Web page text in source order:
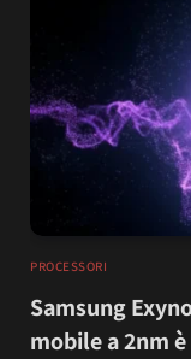
PROCESSORI
Samsung
mobile a 2nm